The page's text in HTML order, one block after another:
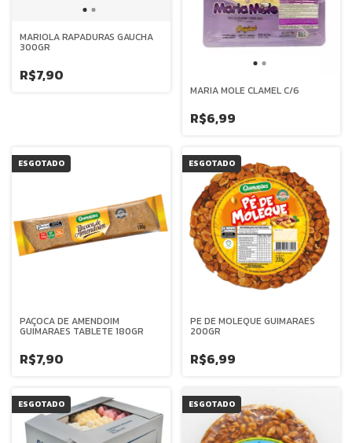
MARIOLA RAPADURAS GAUCHA
300GR
R$7,90
MARIA MOLE CLAMEL C/6
R$6,99
ESGOTADO
PAÇOCA DE AMENDOIM
GUIMARAES TABLETE 180GR
R$7,90
ESGOTADO
PE DE MOLEQUE GUIMARAES
200GR
R$6,99
ESGOTADO ESGOTADO